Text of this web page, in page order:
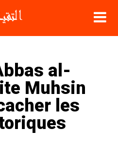
al-
Muhsin
les